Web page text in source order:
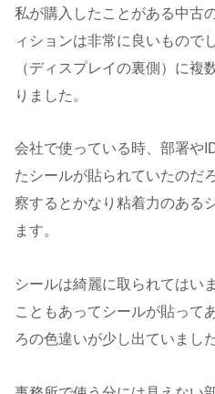
私が購入したことがある中古
ィションは非常に良いもので
（ディスプレイの裏側）に複
りました。
会社で使っている時、部署や
たシールが貼られていたのだ
察するとかなり粘着力のある
ます。
シールは綺麗に取られてはい
こともあってシールが貼って
ろの色違いが少し出ていました